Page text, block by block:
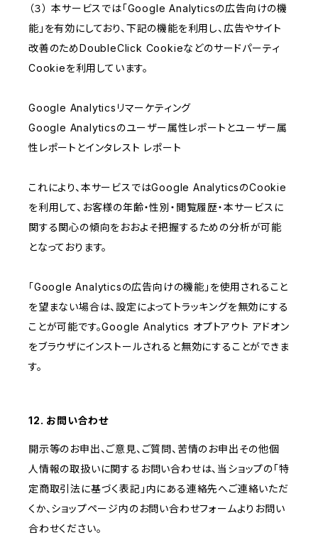
（３） 本サービスでは「Google Analyticsの広告向けの機
能」を有効にしており、下記の機能を利用し、広告やサイト
改善のためDoubleClick Cookieなどのサードパーティ
Cookieを利用しています。
Google Analyticsリマーケティング
Google Analyticsのユーザー属性レポートとユーザー属
性レポートとインタレスト レポート
これにより、本サービスではGoogle AnalyticsのCookie
を利用して、お客様の年齢・性別・閲覧履歴・本サービスに
関する関心の傾向をおおよそ把握するための分析が可能
となっております。
「Google Analyticsの広告向けの機能」を使用されること
を望まない場合は、設定によってトラッキングを無効にする
ことが可能です。Google Analytics オプトアウト アドオン
をブラウザにインストールされると無効にすることができま
す。
12. お問い合わせ
開示等のお申出、ご意見、ご質問、苦情のお申出その他個
人情報の取扱いに関するお問い合わせは、当ショップの「特
定商取引法に基づく表記」内にある連絡先へご連絡いただ
くか、ショップページ内のお問い合わせフォームよりお問い
合わせください。